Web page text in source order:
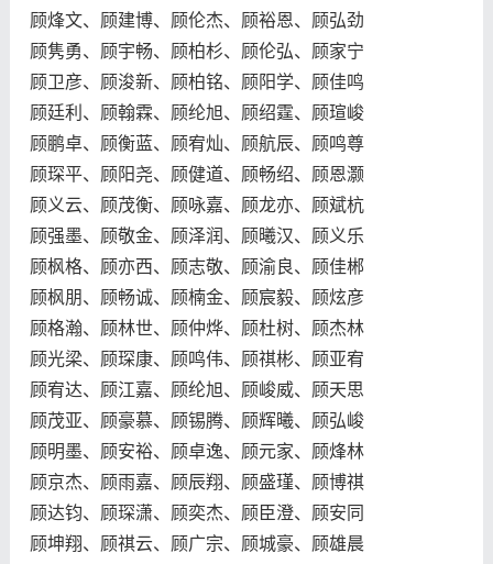
顾烽文、顾建博、顾伦杰、顾裕恩、顾弘劲
顾隽勇、顾宇畅、顾柏杉、顾伦弘、顾家宁
顾卫彦、顾浚新、顾柏铭、顾阳学、顾佳鸣
顾廷利、顾翰霖、顾纶旭、顾绍霆、顾瑄峻
顾鹏卓、顾衡蓝、顾宥灿、顾航辰、顾鸣尊
顾琛平、顾阳尧、顾健道、顾畅绍、顾恩灏
顾义云、顾茂衡、顾咏嘉、顾龙亦、顾斌杭
顾强墨、顾敬金、顾泽润、顾曦汉、顾义乐
顾枫格、顾亦西、顾志敬、顾渝良、顾佳郴
顾枫朋、顾畅诚、顾楠金、顾宸毅、顾炫彦
顾格瀚、顾林世、顾仲烨、顾杜树、顾杰林
顾光梁、顾琛康、顾鸣伟、顾祺彬、顾亚宥
顾宥达、顾江嘉、顾纶旭、顾峻威、顾天思
顾茂亚、顾豪慕、顾锡腾、顾辉曦、顾弘峻
顾明墨、顾安裕、顾卓逸、顾元家、顾烽林
顾京杰、顾雨嘉、顾辰翔、顾盛瑾、顾博祺
顾达钧、顾琛潇、顾奕杰、顾臣澄、顾安同
顾坤翔、顾祺云、顾广宗、顾城豪、顾雄晨